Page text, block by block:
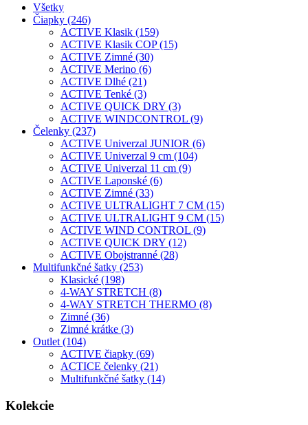
Všetky
Čiapky (246)
ACTIVE Klasik (159)
ACTIVE Klasik COP (15)
ACTIVE Zimné (30)
ACTIVE Merino (6)
ACTIVE Dlhé (21)
ACTIVE Tenké (3)
ACTIVE QUICK DRY (3)
ACTIVE WINDCONTROL (9)
Čelenky (237)
ACTIVE Univerzal JUNIOR (6)
ACTIVE Univerzal 9 cm (104)
ACTIVE Univerzal 11 cm (9)
ACTIVE Laponské (6)
ACTIVE Zimné (33)
ACTIVE ULTRALIGHT 7 CM (15)
ACTIVE ULTRALIGHT 9 CM (15)
ACTIVE WIND CONTROL (9)
ACTIVE QUICK DRY (12)
ACTIVE Obojstranné (28)
Multifunkčné šatky (253)
Klasické (198)
4-WAY STRETCH (8)
4-WAY STRETCH THERMO (8)
Zimné (36)
Zimné krátke (3)
Outlet (104)
ACTIVE čiapky (69)
ACTICE čelenky (21)
Multifunkčné šatky (14)
Kolekcie